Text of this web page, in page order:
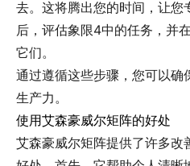
去。这将腾出您的时间，让您
后，评估象限4中的任务，并
它们。
通过遵循这些步骤，您可以确
生产力。
使用艾森豪威尔矩阵的好处
艾森豪威尔矩阵提供了许多改